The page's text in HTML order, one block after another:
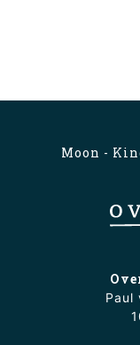
Moon -
Paul